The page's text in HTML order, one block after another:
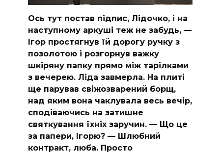
Ось тут постав підпис, Лідочко, і на
наступному аркуші теж не забудь, —
Ігор простягнув їй дорогу ручку з
позолотою і розгорнув важку
шкіряну папку прямо між тарілками
з вечерею. Ліда завмерла. На плиті
ще парував свіжозварений борщ,
над яким вона чаклувала весь вечір,
сподіваючись на затишне
святкування їхніх заручин. — Що це
за папери, Ігорю? — Шлюбний
контракт, люба. Просто